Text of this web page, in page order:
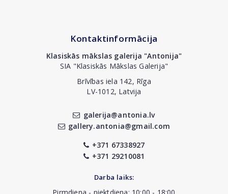
Kontaktinformācija
Klasiskās mākslas galerija "Antonija"
SIA "Klasiskās Mākslas Galerija"
Brīvības iela 142, Rīga
LV-1012, Latvija
galerija@antonia.lv
gallery.antonia@gmail.com
+371 67338927
+371 29210081
Darba laiks: